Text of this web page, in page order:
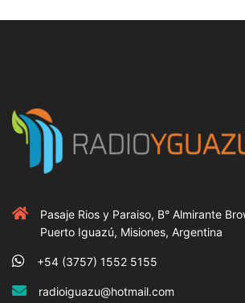
Pasaje Rios y Paraiso, B° Almirante
Puerto Iguazú, Misiones, Argentina
+54 (3757) 1552 5155
radioiguazu@hotmail.com